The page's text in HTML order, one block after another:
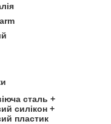
сталь +
силікон +
пластик